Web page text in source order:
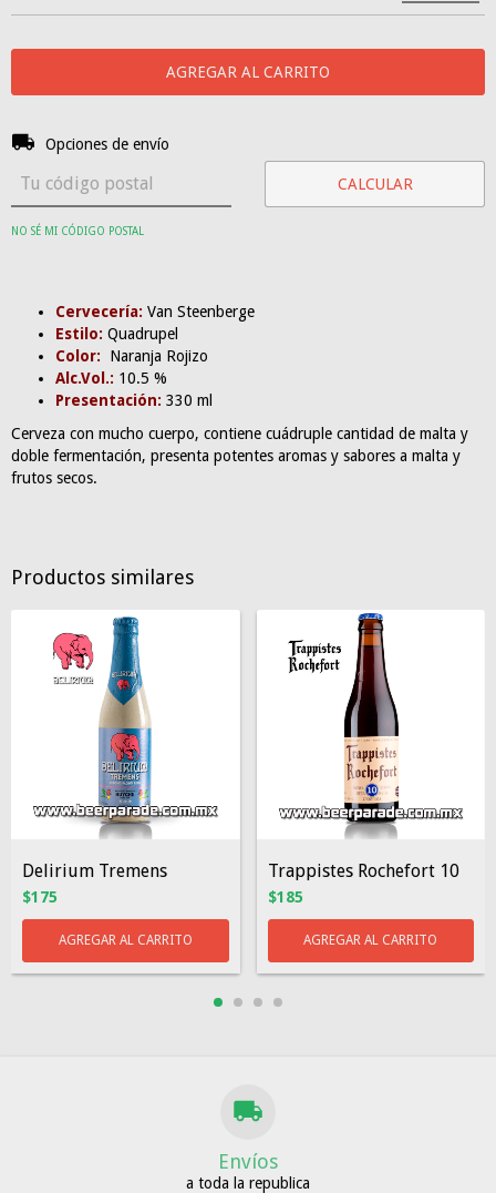
Entregas para el CP:
Opciones de envío
CALCULAR
NO SÉ MI CÓDIGO POSTAL
Cervecería: Van Steenberge
Estilo: Quadrupel
Color:
Naranja Rojizo
Alc.Vol.: 10.5 %
Presentación: 330 ml
Cerveza con mucho cuerpo, contiene cuádruple cantidad de malta y
doble fermentación, presenta potentes aromas y sabores a malta y
frutos secos.
Productos similares
Delirium Tremens
$175
Trappistes Rochefort 10
$185
Envíos
a toda la republica